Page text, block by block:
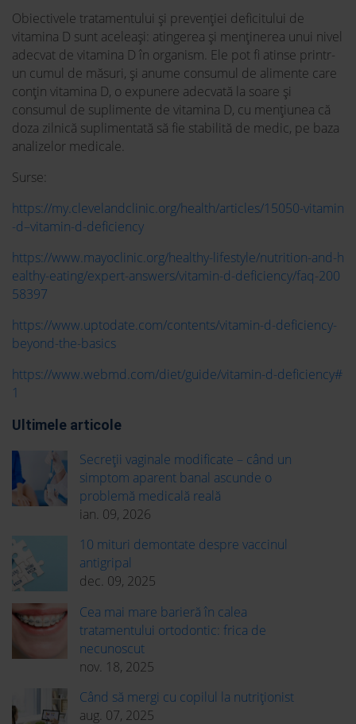
Obiectivele tratamentului și prevenției deficitului de
vitamina D sunt aceleași: atingerea și menținerea unui nivel
adecvat de vitamina D în organism. Ele pot fi atinse printr-
un cumul de măsuri, și anume consumul de alimente care
conțin vitamina D, o expunere adecvată la soare și
consumul de suplimente de vitamina D, cu mențiunea că
doza zilnică suplimentată să fie stabilită de medic, pe baza
analizelor medicale.
Surse:
https://my.clevelandclinic.org/health/articles/15050-vitamin
-d–vitamin-d-deficiency
https://www.mayoclinic.org/healthy-lifestyle/nutrition-and-h
ealthy-eating/expert-answers/vitamin-d-deficiency/faq-200
58397
https://www.uptodate.com/contents/vitamin-d-deficiency-
beyond-the-basics
https://www.webmd.com/diet/guide/vitamin-d-deficiency#
1
Ultimele articole
Secreții vaginale modificate – când un
simptom aparent banal ascunde o
problemă medicală reală
ian. 09, 2026
10 mituri demontate despre vaccinul
antigripal
dec. 09, 2025
Cea mai mare barieră în calea
tratamentului ortodontic: frica de
necunoscut
nov. 18, 2025
Când să mergi cu copilul la nutriționist
aug. 07, 2025